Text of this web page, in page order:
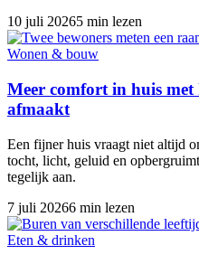
10 juli 20265 min lezen
Wonen & bouw
Meer comfort in huis met
afmaakt
Een fijner huis vraagt niet altijd
tocht, licht, geluid en
tegelijk aan.
7 juli 20266 min lezen
Eten & drinken